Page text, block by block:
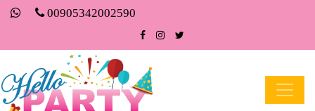
00905342002590